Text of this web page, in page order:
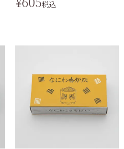
税込